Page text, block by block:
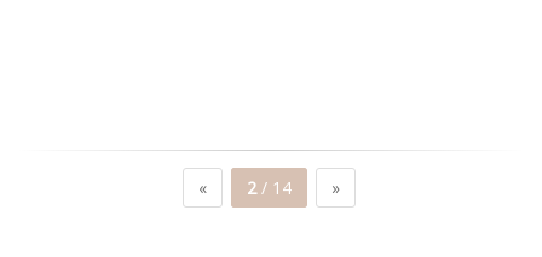
« 2/ 14 »